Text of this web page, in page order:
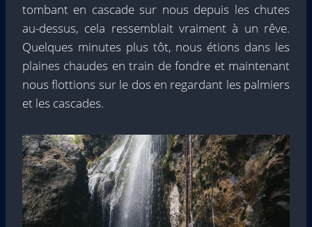
tombant en cascade sur nous depuis les chutes
au-dessus, cela ressemblait vraiment à un rêve.
Quelques minutes plus tôt, nous étions dans les
plaines chaudes en train de fondre et maintenant
nous flottions sur le dos en regardant les palmiers
et les cascades.